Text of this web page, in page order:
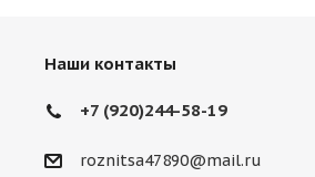
Наши контакты
+7 (920)244-58-19
roznitsa47890@mail.ru